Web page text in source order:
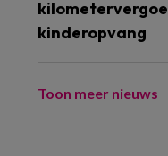
kinderopvang
Toon meer nieuws